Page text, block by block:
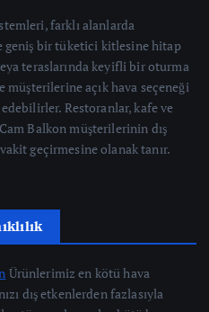
farklı alanlarda
geniş bir tüketici kitlesine hitap
teraslarında keyifli bir oturma
açık hava seçeneği
Restoranlar, kafe ve
Balkon müşterilerinin dış
geçirmesine olanak tanır.
Ürünlerimiz en kötü hava
dış etkenlerden fazlasıyla